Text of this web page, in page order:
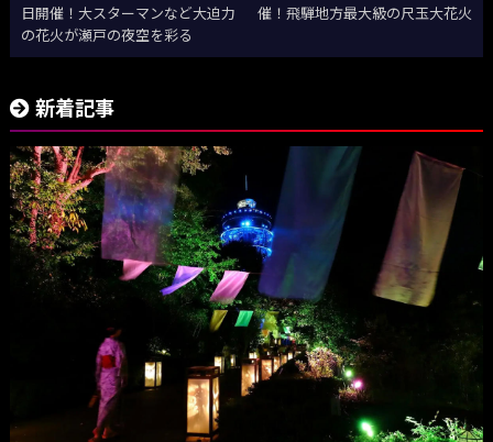
日開催！大スターマンなど大迫力
の花火が瀬戸の夜空を彩る
催！飛騨地方最大級の尺玉大花火
新着記事